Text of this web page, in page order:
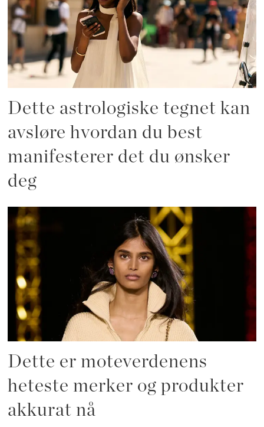
Dette astrologiske tegnet kan
avsløre hvordan du best
manifesterer det du ønsker
deg
Dette er moteverdenens
heteste merker og produkter
akkurat nå